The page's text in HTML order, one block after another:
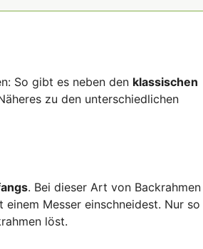
So gibt es neben den klassischen
zu den unterschiedlichen
. Bei dieser Art von
Messer einschneidest. Nur
löst.